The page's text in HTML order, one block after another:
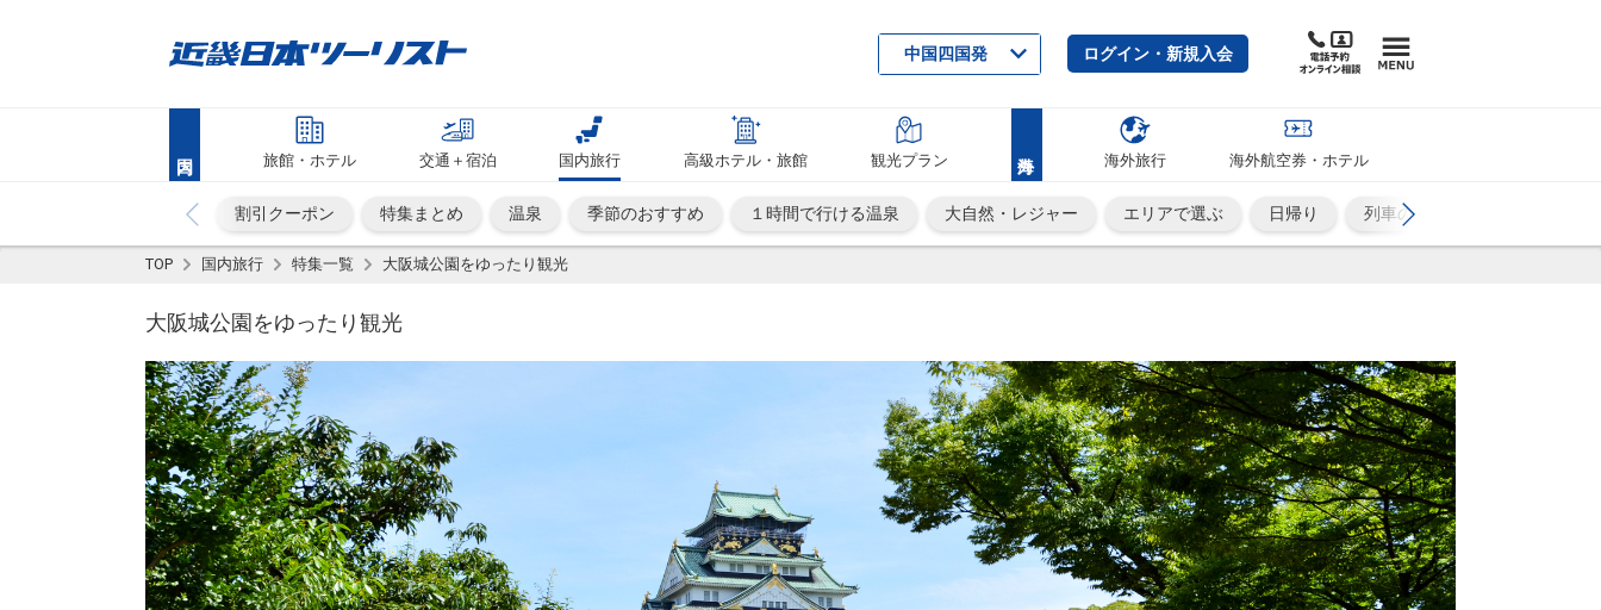
中国四国発 ログイン・新規入会
旅館・ホテル 交通＋宿泊 国内旅行 高級ホテル・旅館 観光プラン 海外旅行 海外航空券・ホテル
割引クーポン 特集まとめ 温泉 季節のおすすめ １時間で行ける温泉 大自然・レジャー エリアで選ぶ 日帰り 列車の旅
TOP 国内旅行 特集一覧 大阪城公園をゆったり観光
大阪城公園をゆったり観光